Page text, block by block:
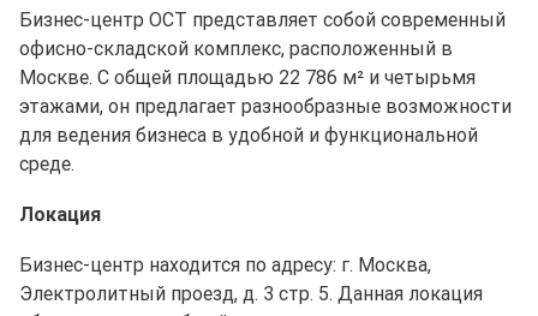
Бизнес-центр ОСТ представляет собой современный
офисно-складской комплекс, расположенный в
Москве. С общей площадью 22 786 м² и четырьмя
этажами, он предлагает разнообразные возможности
для ведения бизнеса в удобной и функциональной
среде.
Локация
Бизнес-центр находится по адресу: г. Москва,
Электролитный проезд, д. 3 стр. 5. Данная локация